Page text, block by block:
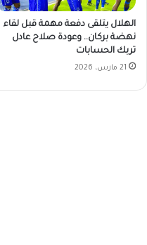
الهلال يتلقى دفعة مهمة قبل لقاء
نهضة بركان.. وعودة صلاح عادل
تربك الحسابات
21 مارس، 2026